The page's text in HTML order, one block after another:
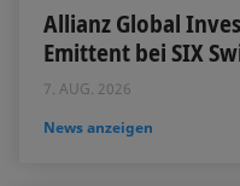
Allianz Global
Emittent bei SIX
7. AUG. 2026
News anzeigen